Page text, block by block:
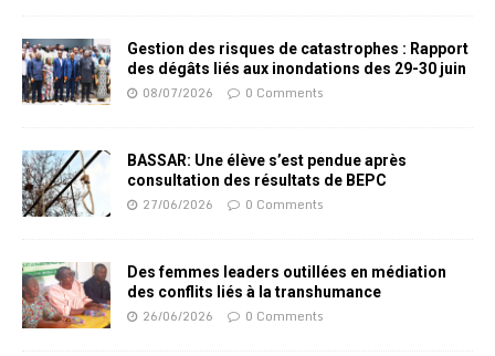
Gestion des risques de catastrophes : Rapport
des dégâts liés aux inondations des 29-30 juin
08/07/2026 0 Comments
BASSAR: Une élève s’est pendue après
consultation des résultats de BEPC
27/06/2026 0 Comments
Des femmes leaders outillées en médiation
des conflits liés à la transhumance
26/06/2026 0 Comments